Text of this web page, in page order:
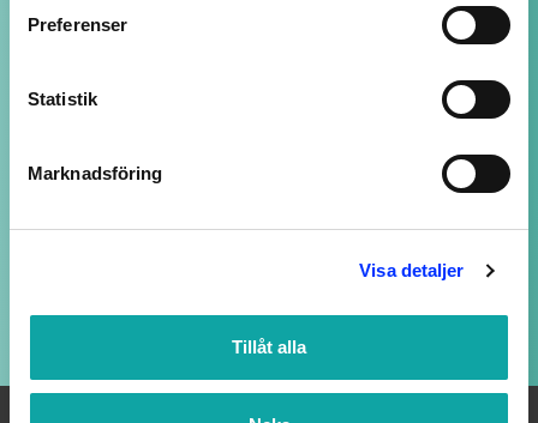
Preferenser
Statistik
Marknadsföring
Visa detaljer
Tillåt alla
NOGGRANT UTVALDA PRODUKTER
Vi svarar på ditt mail så snart vi kan - även
Upp till 20% rabatt för medlemmar